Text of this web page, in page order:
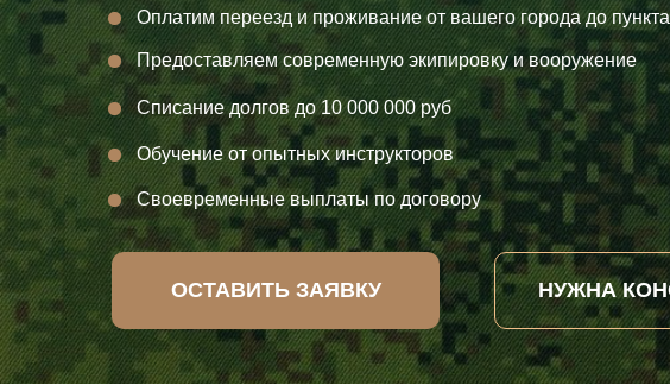
ОСТАВИТЬ ЗАЯВКУ НУЖНА
Оплатим переезд и проживание от вашего города до
Предоставляем современную экипировку и вооружение
Списание долгов до 10 000 000 руб
Обучение от опытных инструкторов
Своевременные выплаты по договору